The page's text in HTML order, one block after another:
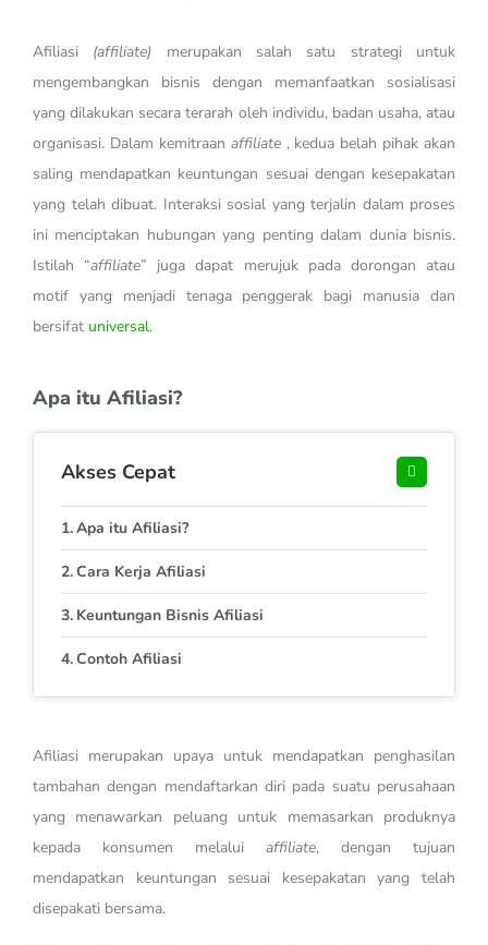
Afiliasi (affiliate) merupakan salah satu strategi untuk
mengembangkan bisnis dengan memanfaatkan sosialisasi
yang dilakukan secara terarah oleh individu, badan usaha, atau
organisasi. Dalam kemitraan affiliate , kedua belah pihak akan
saling mendapatkan keuntungan sesuai dengan kesepakatan
yang telah dibuat. Interaksi sosial yang terjalin dalam proses
ini menciptakan hubungan yang penting dalam dunia bisnis.
Istilah “affiliate” juga dapat merujuk pada dorongan atau
motif yang menjadi tenaga penggerak bagi manusia dan
bersifat universal.
Apa itu Afiliasi?
Akses Cepat
Apa itu Afiliasi?
Cara Kerja Afiliasi
Keuntungan Bisnis Afiliasi
Contoh Afiliasi
Afiliasi merupakan upaya untuk mendapatkan penghasilan
tambahan dengan mendaftarkan diri pada suatu perusahaan
yang menawarkan peluang untuk memasarkan produknya
kepada konsumen melalui affiliate, dengan tujuan
mendapatkan keuntungan sesuai kesepakatan yang telah
disepakati bersama.